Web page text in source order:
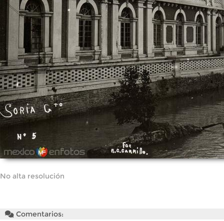
No alta resolución
Comentarios: